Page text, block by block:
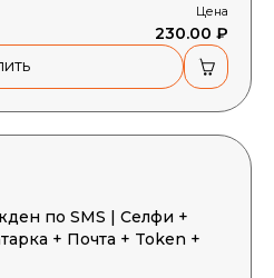
Цена
230.00 ₽
по SMS | Селфи +